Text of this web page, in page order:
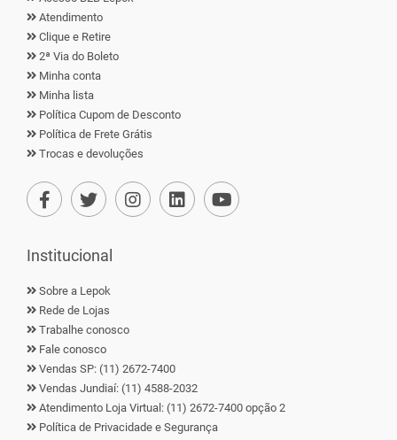
Atendimento
Clique e Retire
2ª Via do Boleto
Minha conta
Minha lista
Política Cupom de Desconto
Política de Frete Grátis
Trocas e devoluções
Institucional
Sobre a Lepok
Rede de Lojas
Trabalhe conosco
Fale conosco
Vendas SP: (11) 2672-7400
Vendas Jundiaí: (11) 4588-2032
Atendimento Loja Virtual: (11) 2672-7400 opção 2
Política de Privacidade e Segurança